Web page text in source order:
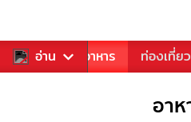
อ่าน
การเพลง อาหาร ท่องเที่ยว
อาห